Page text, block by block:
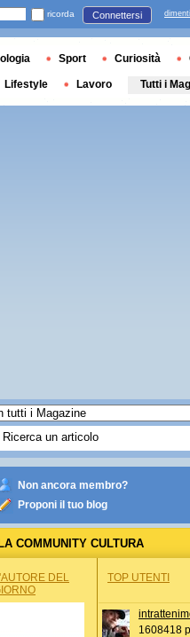
Non ancora membro?
Proponi il tuo blog
LA COMMUNITY CULTURA
DEL
TOP UTENTI
1608418
ricorda Connettersi
Sport Curiosità
Lifestyle Lavoro Tutti i